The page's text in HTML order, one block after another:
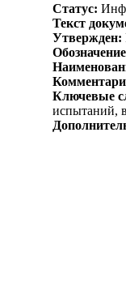
Статус:
Текст
Утвержден:
Ключевые
испытаний,